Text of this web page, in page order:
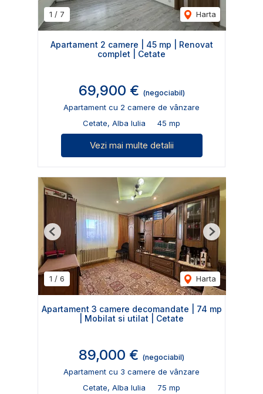
1 / 7 Harta
Apartament 2 camere | 45 mp | Renovat
complet | Cetate
69,900 € (negociabil)
Apartament cu 2 camere de vânzare
Cetate, Alba Iulia
45 mp
Vezi mai multe detalii
1 / 6 Harta
Previous Next
Apartament 3 camere decomandate | 74 mp
| Mobilat si utilat | Cetate
89,000 € (negociabil)
Apartament cu 3 camere de vânzare
Cetate, Alba Iulia
75 mp